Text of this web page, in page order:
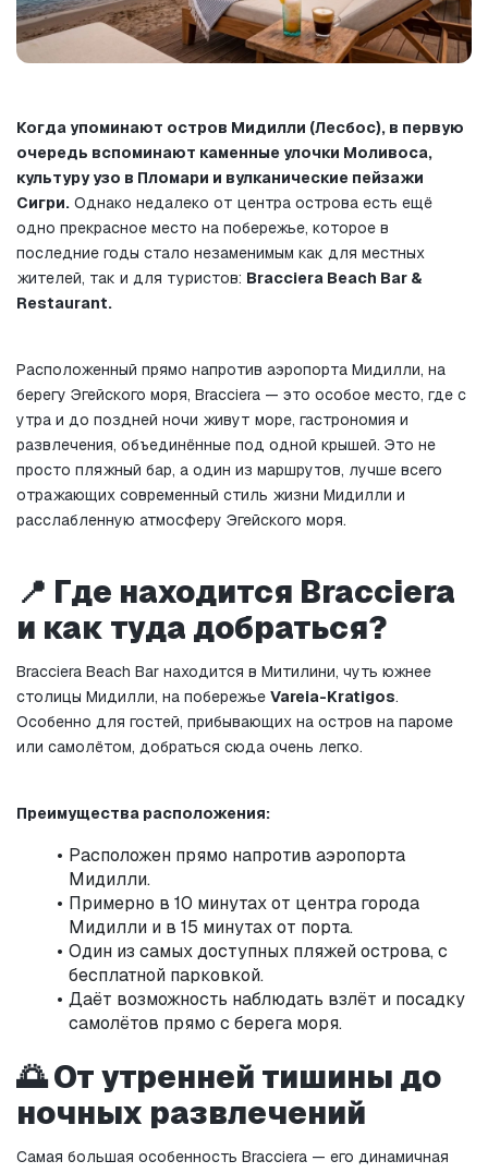
Когда упоминают остров Мидилли (Лесбос), в первую
очередь вспоминают каменные улочки Моливоса,
культуру узо в Пломари и вулканические пейзажи
Сигри. Однако недалеко от центра острова есть ещё
одно прекрасное место на побережье, которое в
последние годы стало незаменимым как для местных
жителей, так и для туристов: Bracciera Beach Bar &
Restaurant.
Расположенный прямо напротив аэропорта Мидилли, на
берегу Эгейского моря, Bracciera — это особое место, где с
утра и до поздней ночи живут море, гастрономия и
развлечения, объединённые под одной крышей. Это не
просто пляжный бар, а один из маршрутов, лучше всего
отражающих современный стиль жизни Мидилли и
расслабленную атмосферу Эгейского моря.
📍 Где находится Bracciera
и как туда добраться?
Bracciera Beach Bar находится в Митилини, чуть южнее
столицы Мидилли, на побережье Vareia-Kratigos.
Особенно для гостей, прибывающих на остров на пароме
или самолётом, добраться сюда очень легко.
Преимущества расположения:
Расположен прямо напротив аэропорта
Мидилли.
Примерно в 10 минутах от центра города
Мидилли и в 15 минутах от порта.
Один из самых доступных пляжей острова, с
бесплатной парковкой.
Даёт возможность наблюдать взлёт и посадку
самолётов прямо с берега моря.
🌅 От утренней тишины до
ночных развлечений
Самая большая особенность Bracciera — его динамичная